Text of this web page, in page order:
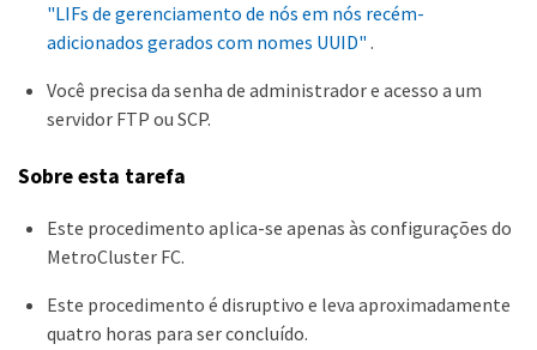
"LIFs de gerenciamento de nós em nós recém-
adicionados gerados com nomes UUID" .
Você precisa da senha de administrador e acesso a um
servidor FTP ou SCP.
Sobre esta tarefa
Este procedimento aplica-se apenas às configurações do
MetroCluster FC.
Este procedimento é disruptivo e leva aproximadamente
quatro horas para ser concluído.